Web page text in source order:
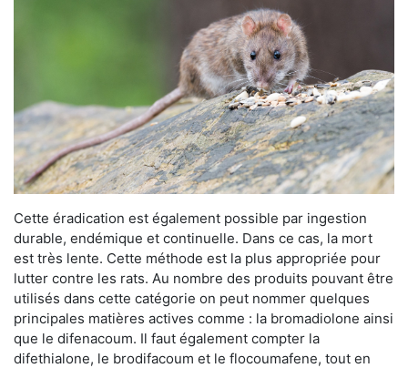
Cette éradication est également possible par ingestion
durable, endémique et continuelle. Dans ce cas, la mort
est très lente. Cette méthode est la plus appropriée pour
lutter contre les rats. Au nombre des produits pouvant être
utilisés dans cette catégorie on peut nommer quelques
principales matières actives comme : la bromadiolone ainsi
que le difenacoum. Il faut également compter la
difethialone, le brodifacoum et le flocoumafene, tout en